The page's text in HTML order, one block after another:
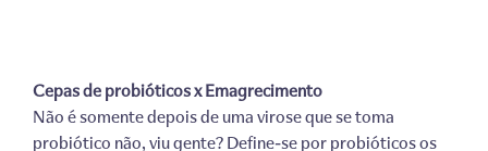
Cepas de probióticos x Emagrecimento
Não é somente depois de uma virose que se toma
probiótico não, viu gente? Define-se por probióticos os